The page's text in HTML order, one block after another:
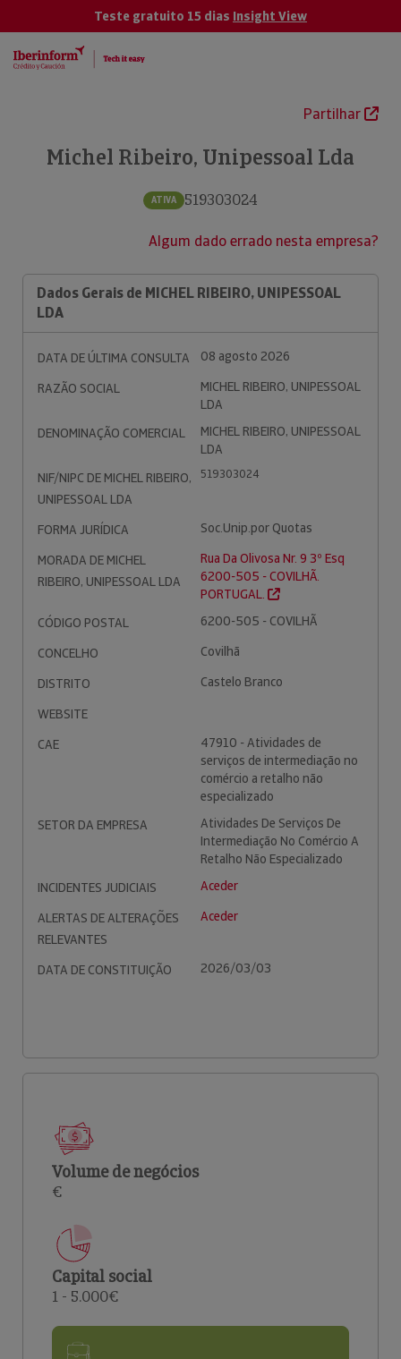
Teste gratuito 15 dias Insight View
Partilhar
Michel Ribeiro, Unipessoal Lda
ATIVA 519303024
Algum dado errado nesta empresa?
Dados Gerais de MICHEL RIBEIRO, UNIPESSOAL
LDA
DATA DE ÚLTIMA CONSULTA
08 agosto 2026
RAZÃO SOCIAL
MICHEL RIBEIRO, UNIPESSOAL
LDA
DENOMINAÇÃO COMERCIAL
MICHEL RIBEIRO, UNIPESSOAL
LDA
NIF/NIPC DE MICHEL RIBEIRO,
UNIPESSOAL LDA
519303024
FORMA JURÍDICA
Soc.Unip.por Quotas
MORADA DE MICHEL
RIBEIRO, UNIPESSOAL LDA
Rua Da Olivosa Nr. 9 3º Esq
6200-505 - COVILHÃ.
PORTUGAL.
CÓDIGO POSTAL
6200-505 - COVILHÃ
CONCELHO
Covilhã
DISTRITO
Castelo Branco
WEBSITE
CAE
47910 - Atividades de
serviços de intermediação no
comércio a retalho não
especializado
SETOR DA EMPRESA
Atividades De Serviços De
Intermediação No Comércio A
Retalho Não Especializado
INCIDENTES JUDICIAIS
Aceder
ALERTAS DE ALTERAÇÕES
RELEVANTES
Aceder
DATA DE CONSTITUIÇÃO 2026/03/03
Volume de negócios
€
Capital social
1 - 5.000€